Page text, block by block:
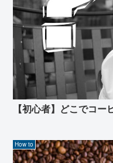
【初心者】どこでコ
How to